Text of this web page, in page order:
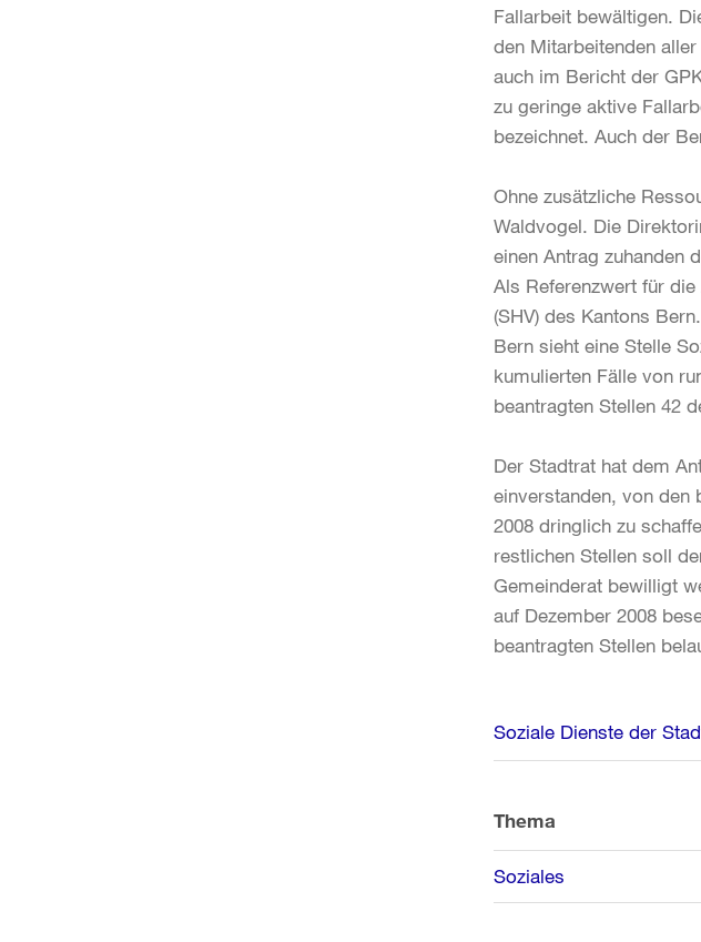
Fallarbeit bewältigen.
den Mitarbeitenden
auch im Bericht der
zu geringe aktive
bezeichnet. Auch der
Ohne zusätzliche
Waldvogel. Die
einen Antrag zuhanden
Als Referenzwert für
(SHV) des Kantons
Bern sieht eine Stelle
kumulierten Fälle von
beantragten Stellen 42
Der Stadtrat hat dem
einverstanden, von den
2008 dringlich zu
restlichen Stellen soll
Gemeinderat bewilligt
auf Dezember 2008
beantragten Stellen
Weitere
Soziale Dienste der
Thema
Soziales